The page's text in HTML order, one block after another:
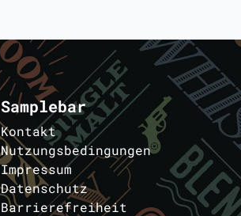
Samplebar
Kontakt
Nutzungsbedingungen
Impressum
Datenschutz
Barrierefreiheit